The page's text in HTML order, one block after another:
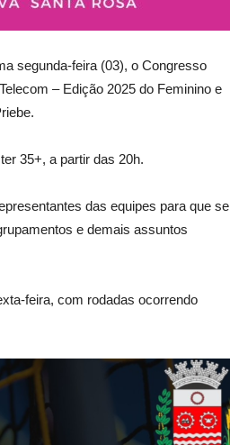
segunda-feira (03), o Congresso
– Edição 2025 do Feminino e
35+, a partir das 20h.
das equipes para que se
e demais assuntos
feira, com rodadas ocorrendo